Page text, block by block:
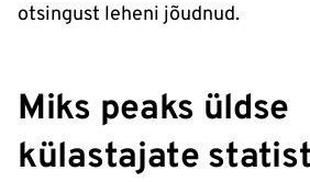
otsingust leheni jõudnud.
Miks peaks üldse
külastajate